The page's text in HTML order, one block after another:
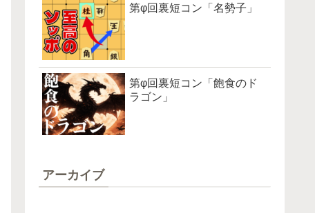
第φ回裏短コン「名勢子」
第φ回裏短コン「飽食のド
ラゴン」
アーカイブ